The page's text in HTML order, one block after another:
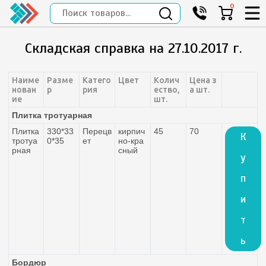
0
Складская справка на 27.10.2017 г.
Наиме
нован
ие
Разме
р
Катего
рия
Цвет
Колич
ество,
шт.
Цена з
а шт.
Плитка тротуарная
Плитка
тротуа
рная
330*33
0*35
Перецв
ет
кирпич
но-кра
сный
45 70
К
у
п
и
т
ь
Бордюр